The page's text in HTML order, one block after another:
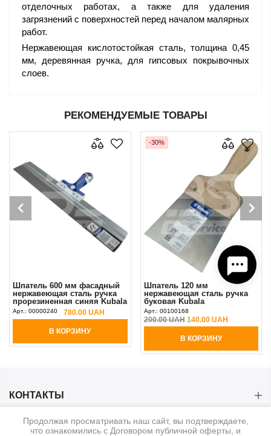
отделочных работах, а также для удаления
загрязнений с поверхностей перед началом малярных
работ.
Нержавеющая кислотостойкая сталь, толщина 0,45
мм, деревянная ручка, для гипсовых покрывочных
слоев.
РЕКОМЕНДУЕМЫЕ ТОВАРЫ
Шпатель 600 мм фасадный
нержавеющая сталь ручка
прорезиненная синяя Kubala
(0535)
Арт.: 00000240 780.00 UAH
В КОРЗИНУ
-30%
Шпатель 120 мм
нержавеющая сталь ручка
буковая Kubala
Арт.: 00100168
200.00 UAH140.00 UAH
В КОРЗИНУ
КОНТАКТЫ
КАТЕГОРИИ
Продолжая просматривать наш сайт, вы подтверждаете,
что ознакомились с Договором публичной оферты, и